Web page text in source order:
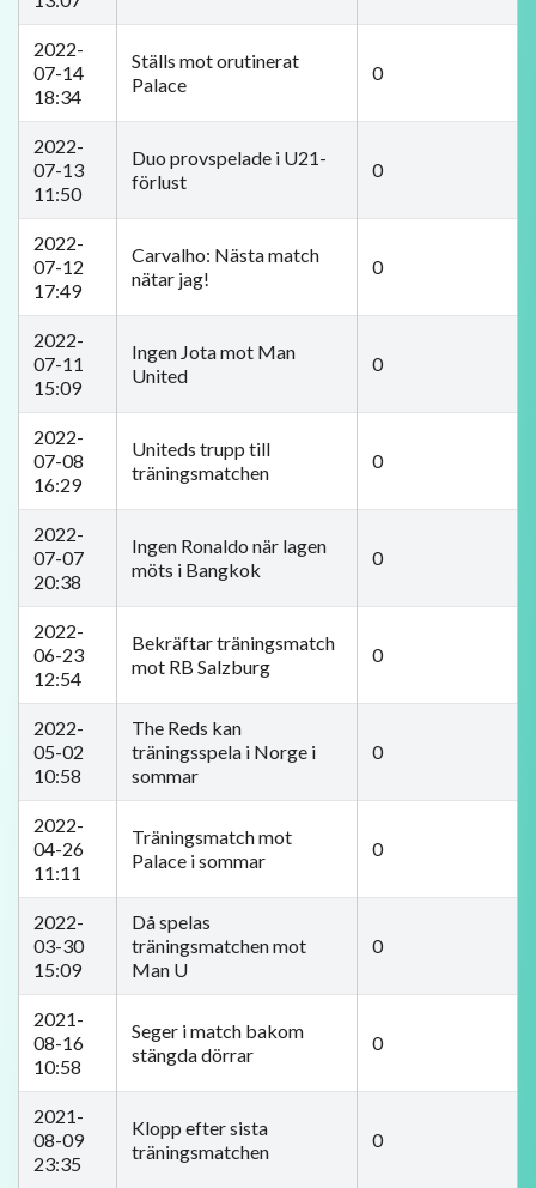
2022-
07-14
18:34
Ställs mot orutinerat
Palace
0
2022-
07-13
11:50
Duo provspelade i U21-
förlust
0
2022-
07-12
17:49
Carvalho: Nästa match
nätar jag!
0
2022-
07-11
15:09
Ingen Jota mot Man
United
0
2022-
07-08
16:29
Uniteds trupp till
träningsmatchen
0
2022-
07-07
20:38
Ingen Ronaldo när lagen
möts i Bangkok
0
2022-
06-23
12:54
Bekräftar träningsmatch
mot RB Salzburg
0
2022-
05-02
10:58
The Reds kan
träningsspela i Norge i
sommar
0
2022-
04-26
11:11
Träningsmatch mot
Palace i sommar
0
2022-
03-30
15:09
Då spelas
träningsmatchen mot
Man U
0
2021-
08-16
10:58
Seger i match bakom
stängda dörrar
0
2021-
08-09
23:35
Klopp efter sista
träningsmatchen
0